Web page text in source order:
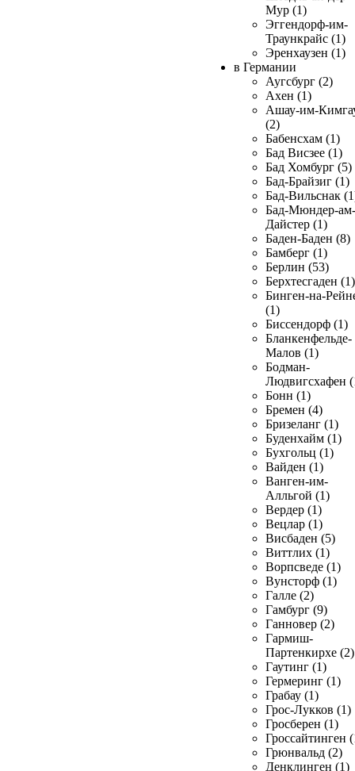
Мур (1)
Эггендорф-им-
Траункрайс (1)
Эренхаузен (1)
в Германии
Аугсбург (2)
Ахен (1)
Ашау-им-
(2)
Бабенсхам (1)
Бад Висзее (1)
Бад Хомбург (5)
Бад-Брайзиг (1)
Бад-Вильснак
Бад-Мюндер-ам-
Дайстер (1)
Баден-Баден (8)
Бамберг (1)
Берлин (53)
Берхтесгаден (1)
Бинген-на-
(1)
Биссендорф (1)
Бланкенфельде-
Малов (1)
Бодман-
Людвигсхафен
Бонн (1)
Бремен (4)
Бризеланг (1)
Буденхайм (1)
Бухгольц (1)
Вайден (1)
Ванген-им-
Алльгой (1)
Вердер (1)
Вецлар (1)
Висбаден (5)
Виттлих (1)
Ворпсведе (1)
Вунсторф (1)
Галле (2)
Гамбург (9)
Ганновер (2)
Гармиш-
Партенкирхе (2)
Гаутинг (1)
Гермеринг (1)
Грабау (1)
Грос-Лукков (1)
Гросберен (1)
Гроссайтинген
Грюнвальд (2)
Денклинген (1)